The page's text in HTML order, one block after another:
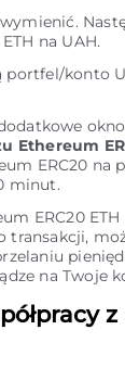
na UAH.
portfel/konto
Ethereum
ERC20 na
minut.
ERC20
transakcji,
na Twoje